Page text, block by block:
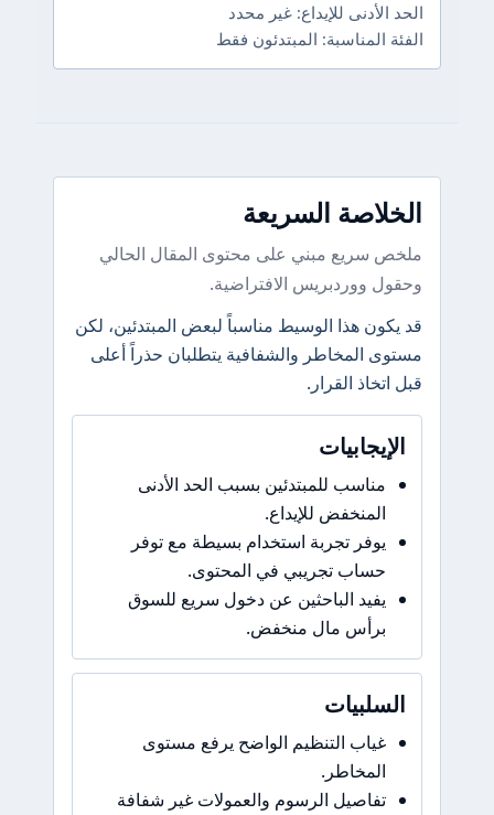
الحد الأدنى للإيداع: غير محدد
الفئة المناسبة: المبتدئون فقط
الخلاصة السريعة
ملخص سريع مبني على محتوى المقال الحالي
وحقول ووردبريس الافتراضية.
قد يكون هذا الوسيط مناسباً لبعض المبتدئين، لكن
مستوى المخاطر والشفافية يتطلبان حذراً أعلى
قبل اتخاذ القرار.
الإيجابيات
مناسب للمبتدئين بسبب الحد الأدنى
المنخفض للإيداع.
يوفر تجربة استخدام بسيطة مع توفر
حساب تجريبي في المحتوى.
يفيد الباحثين عن دخول سريع للسوق
برأس مال منخفض.
السلبيات
غياب التنظيم الواضح يرفع مستوى
المخاطر.
تفاصيل الرسوم والعمولات غير شفافة